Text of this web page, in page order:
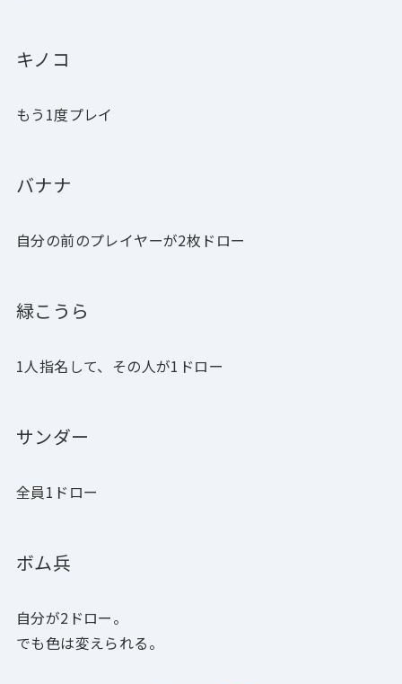
キノコ
もう1度プレイ
バナナ
自分の前のプレイヤーが2枚ドロー
緑こうら
1人指名して、その人が1ドロー
サンダー
全員1ドロー
ボム兵
自分が2ドロー。
でも色は変えられる。